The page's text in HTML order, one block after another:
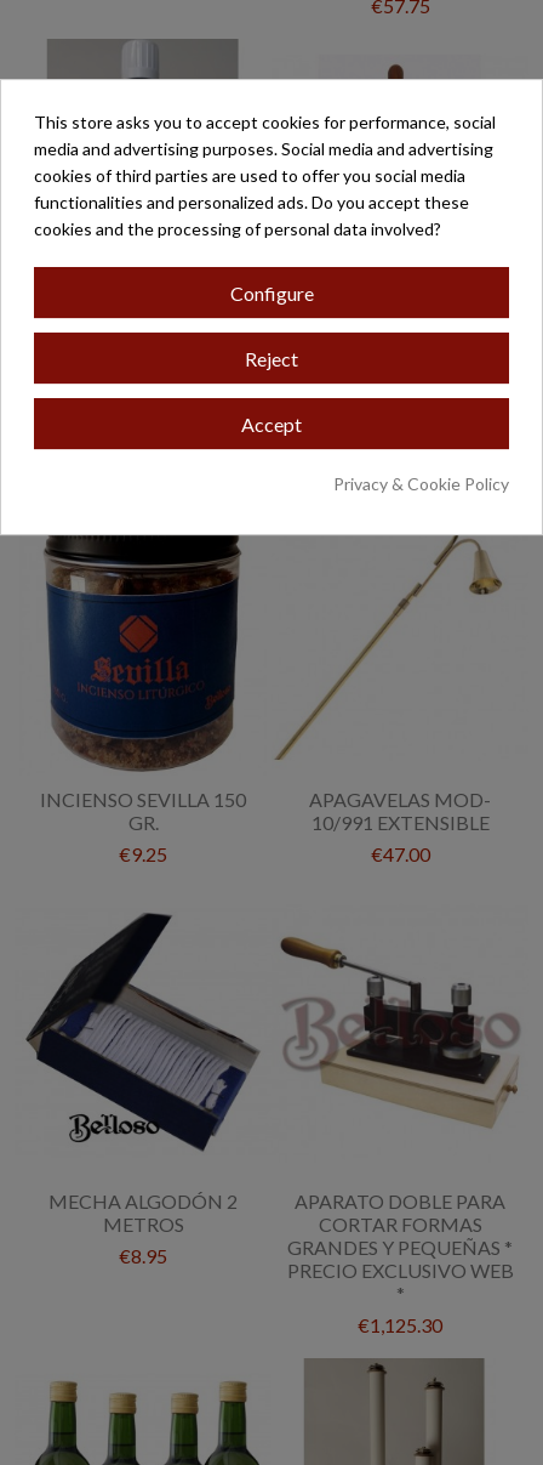
€57.75
1 LITRO CERA LIQUIDA
320 MM, DIAMETRO DE
€2,982.65
INCIENSO SEVILLA 150
GR.
€9.25
APAGAVELAS MOD-
10/991 EXTENSIBLE
€47.00
MECHA ALGODÓN 2
METROS
€8.95
APARATO DOBLE PARA
CORTAR FORMAS
GRANDES Y PEQUEÑAS *
PRECIO EXCLUSIVO WEB
*
€1,125.30
This store asks you to accept cookies for performance, social
media and advertising purposes. Social media and advertising
cookies of third parties are used to offer you social media
functionalities and personalized ads. Do you accept these
cookies and the processing of personal data involved?
Configure
Reject
Accept
Privacy & Cookie Policy